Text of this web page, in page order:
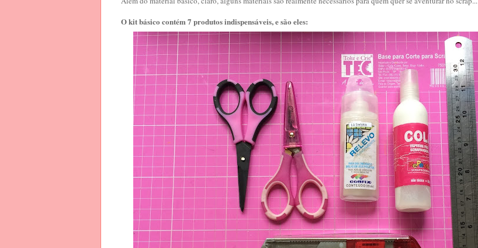
O kit básico contém 7 produtos indispensáveis, e são eles: